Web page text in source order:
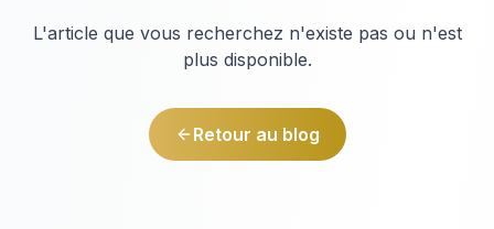
L'article que vous recherchez n'existe pas ou n'est
plus disponible.
Retour au blog